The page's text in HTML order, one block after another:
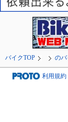
バイクTOP のバ
利用規約